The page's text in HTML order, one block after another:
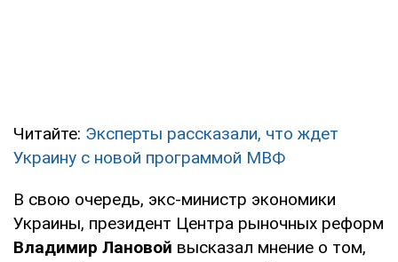
Читайте: Эксперты рассказали, что ждет
Украину с новой программой МВФ
В свою очередь, экс-министр экономики
Украины, президент Центра рыночных реформ
Владимир Лановой высказал мнение о том,